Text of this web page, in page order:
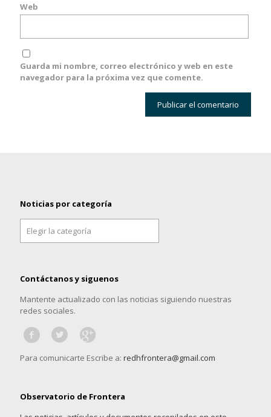
Web
Guarda mi nombre, correo electrónico y web en este
navegador para la próxima vez que comente.
Noticias por categoría
por
categoría
Contáctanos y siguenos
Mantente actualizado con las noticias siguiendo nuestras
redes sociales.
Para comunicarte Escribe a: redhfrontera@gmail.com
Observatorio de Frontera